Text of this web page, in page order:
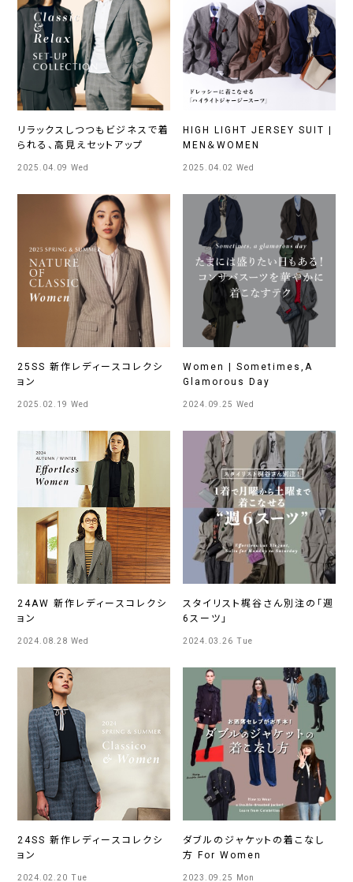
リラックスしつつもビジネスで着
られる、高見えセットアップ
2025.04.09 Wed
HIGH LIGHT JERSEY SUIT |
MEN＆WOMEN
2025.04.02 Wed
25SS 新作レディースコレクシ
ョン
2025.02.19 Wed
Women | Sometimes,A
Glamorous Day
2024.09.25 Wed
24AW 新作レディースコレクシ
ョン
2024.08.28 Wed
スタイリスト梶谷さん別注の「週
6スーツ」
2024.03.26 Tue
24SS 新作レディースコレクシ
ョン
2024.02.20 Tue
ダブルのジャケットの着こなし
方 For Women
2023.09.25 Mon